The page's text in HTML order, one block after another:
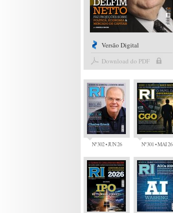
Versão Digital
Download do PDF
Nº 302 • JUN 26 Nº 301 • MAI 26